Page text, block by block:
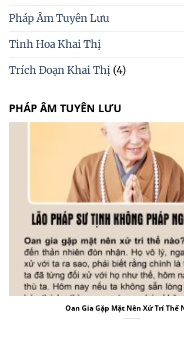
Pháp Âm Tuyên Lưu
Tinh Hoa Khai Thị
Trích Đoạn Khai Thị (4)
PHÁP ÂM TUYÊN LƯU
Oan Gia Gặp Mặt Nên Xử Trí Thế